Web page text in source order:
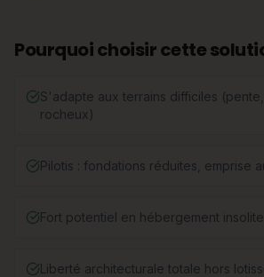
Pourquoi choisir cette
S'adapte aux terrains difficiles
rocheux)
Pilotis : fondations réduites, emprise
Fort potentiel en hébergement
Liberté architecturale totale hors